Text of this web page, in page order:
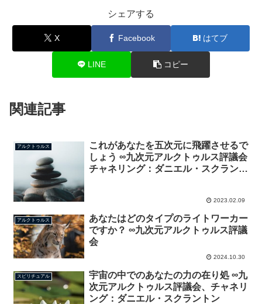
シェアする
X Facebook はてブ
LINE コピー
関連記事
アルクトゥルス
これがあなたを五次元に飛躍させるで
しょう ∞九次元アルクトゥルス評議会
チャネリング：ダニエル・スクラント
2023.02.09
アルクトゥルス
あなたはどのタイプのライトワーカー
ですか？ ∞九次元アルクトゥルス評議
会
2024.10.30
スピリチュアル
宇宙の中でのあなたの力の在り処 ∞九
次元アルクトゥルス評議会、チャネリ
ング：ダニエル・スクラントン